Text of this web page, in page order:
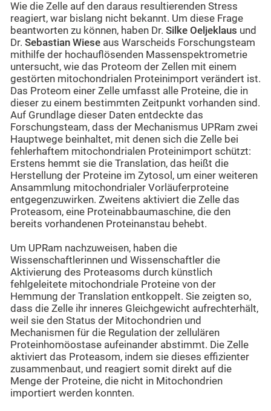
Wie die Zelle auf den daraus resultierenden Stress
reagiert, war bislang nicht bekannt. Um diese Frage
beantworten zu können, haben Dr. Silke Oeljeklaus und
Dr. Sebastian Wiese aus Warscheids Forschungsteam
mithilfe der hochauflösenden Massenspektrometrie
untersucht, wie das Proteom der Zellen mit einem
gestörten mitochondrialen Proteinimport verändert ist.
Das Proteom einer Zelle umfasst alle Proteine, die in
dieser zu einem bestimmten Zeitpunkt vorhanden sind.
Auf Grundlage dieser Daten entdeckte das
Forschungsteam, dass der Mechanismus UPRam zwei
Hauptwege beinhaltet, mit denen sich die Zelle bei
fehlerhaftem mitochondrialen Proteinimport schützt:
Erstens hemmt sie die Translation, das heißt die
Herstellung der Proteine im Zytosol, um einer weiteren
Ansammlung mitochondrialer Vorläuferproteine
entgegenzuwirken. Zweitens aktiviert die Zelle das
Proteasom, eine Proteinabbaumaschine, die den
bereits vorhandenen Proteinanstau behebt.
Um UPRam nachzuweisen, haben die
Wissenschaftlerinnen und Wissenschaftler die
Aktivierung des Proteasoms durch künstlich
fehlgeleitete mitochondriale Proteine von der
Hemmung der Translation entkoppelt. Sie zeigten so,
dass die Zelle ihr inneres Gleichgewicht aufrechterhält,
weil sie den Status der Mitochondrien und
Mechanismen für die Regulation der zellulären
Proteinhomöostase aufeinander abstimmt. Die Zelle
aktiviert das Proteasom, indem sie dieses effizienter
zusammenbaut, und reagiert somit direkt auf die
Menge der Proteine, die nicht in Mitochondrien
importiert werden konnten.